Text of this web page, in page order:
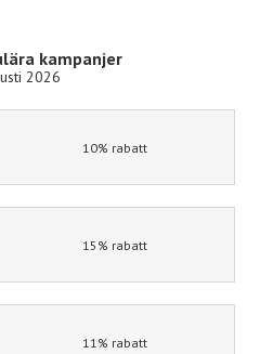
kampanjer
2026
10% rabatt
15% rabatt
11% rabatt